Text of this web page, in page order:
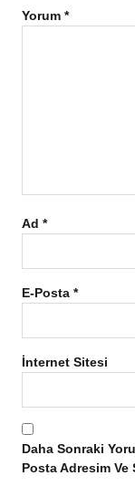
Yorum *
Ad *
E-Posta *
İnternet Sitesi
Daha Sonraki
Posta Adresim Ve